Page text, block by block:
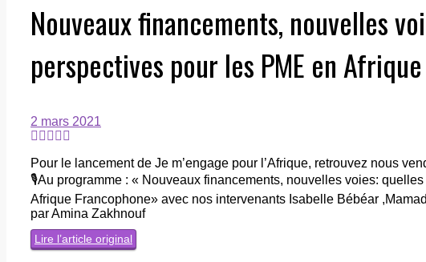
Nouveaux financements, nouvelles
perspectives pour les PME en
2 mars 2021
Pour le lancement de Je m’engage pour l’Afrique, retrouvez nous
🎙Au programme : « Nouveaux financements, nouvelles voies:
Afrique Francophone» avec nos intervenants Isabelle Bébéar
par Amina Zakhnouf
Lire l’article original